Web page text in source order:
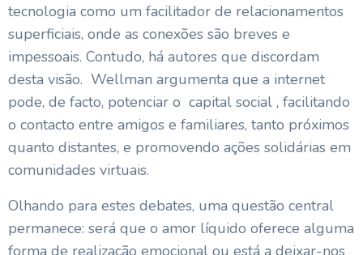
tecnologia como um facilitador de relacionamentos
superficiais, onde as conexões são breves e
impessoais. Contudo, há autores que discordam
desta visão. Wellman argumenta que a internet
pode, de facto, potenciar o capital social , facilitando
o contacto entre amigos e familiares, tanto próximos
quanto distantes, e promovendo ações solidárias em
comunidades virtuais.
Olhando para estes debates, uma questão central
permanece: será que o amor líquido oferece alguma
forma de realização emocional ou está a deixar-nos